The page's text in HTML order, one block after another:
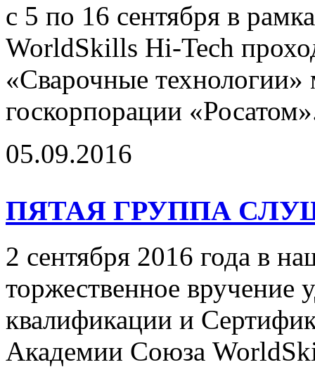
с 5 по 16 сентября в
WorldSkills Hi-Tech
«Сварочные
госкорпорации
05.09.2016
ПЯТАЯ ГРУППА
2 сентября 2016 года в
торжественное
квалификации и
Академии Союза